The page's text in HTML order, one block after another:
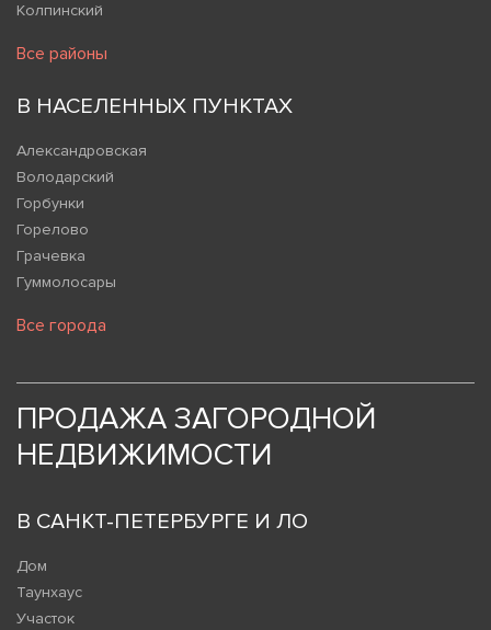
Колпинский
Все районы
В НАСЕЛЕННЫХ ПУНКТАХ
Александровская
Володарский
Горбунки
Горелово
Грачевка
Гуммолосары
Все города
ПРОДАЖА ЗАГОРОДНОЙ
НЕДВИЖИМОСТИ
В САНКТ-ПЕТЕРБУРГЕ И ЛО
Дом
Таунхаус
Участок